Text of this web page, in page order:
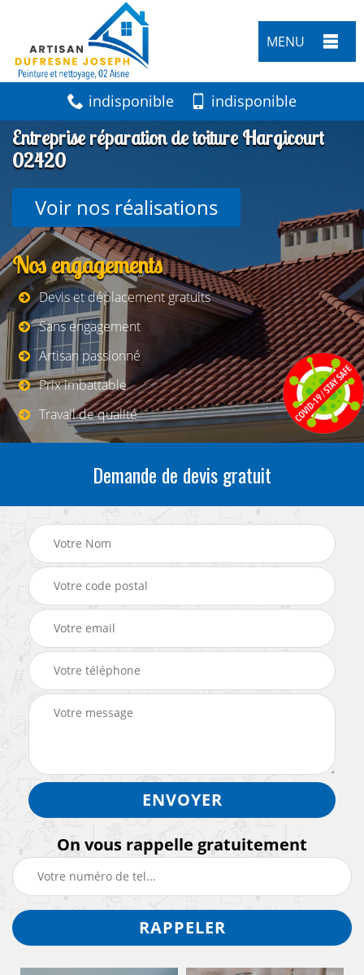
MENU
indisponible indisponible
Entreprise réparation de toiture Hargicourt
02420
Voir nos réalisations
Nos engagements
Devis et déplacement gratuits
Sans engagement
Artisan passionné
Prix imbattable
Travail de qualité
Demande de devis gratuit
On vous rappelle gratuitement